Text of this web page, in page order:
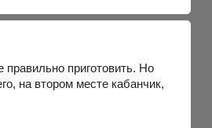
правильно приготовить. Но
на втором месте кабанчик,